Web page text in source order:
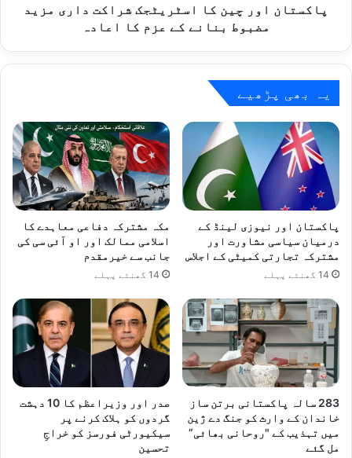
بنانے
پاکستان اور چین کا اسٹریٹجک شراکت داری مزید
مضبوط بنانے کے عزم کا اعادہ
یہ بھی پڑھیے
پاکستان اور نیوزی لینڈ کے
درمیان سیاسی مشاورت اور
مشترکہ تجارتی کمیٹی کے اجلاس
14 گھنٹے پہلے
مکہ مشترکہ دفاعی معاہدے کا
اسلامی ممالک اور او آئی سی کی
جانب سے خیرمقدم
14 گھنٹے پہلے
283 سالہ پاکستانی برتن ساز
خاندان کے وارث کو جنگ دے ژین
میں تہذیب کے "روحانی بھائی”
مل گئے
صدر اور وزیراعظم کا 10 دہشت
گردوں کو ہلاک کرنے پر
سیکیورٹی فورسز کو خراجِ
تحسین